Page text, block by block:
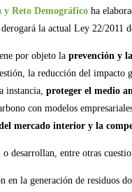
y Reto Demográficoha
la actual Ley 22/2011
por objeto la prevención y
la reducción del
instancia, proteger el medio
con modelos
mercado interior y la
desarrollan, entre otras
en la generación de residuos